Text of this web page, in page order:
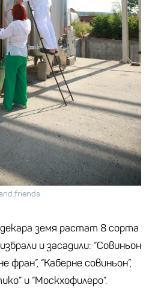
земя растат 8 сорта
и засадили: “Совиньон
фран”, “Каберне совиньон”,
и “Москхофилеро”.